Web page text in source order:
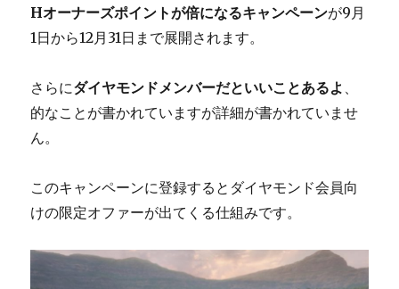
Hオーナーズポイントが倍になるキャンペーンが9月
1日から12月31日まで展開されます。
さらにダイヤモンドメンバーだといいことあるよ 、
的なことが書かれていますが詳細が書かれていませ
ん。
このキャンペーンに登録するとダイヤモンド会員向
けの限定オファーが出てくる仕組みです。